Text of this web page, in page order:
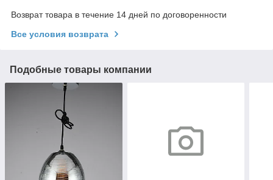
Возврат товара в течение 14 дней по договоренности
Все условия возврата
Подобные товары компании